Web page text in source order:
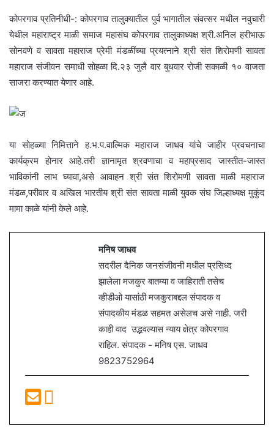
कोपरगाव प्रतिनीधी-: कोपरगाव तालुक्यातील पुर्व भागातील संवत्सर मधील नवुचारी
येथील महाराष्ट्र माळी समाज महासंघ कोपरगाव तालुकाध्यक्ष श्री.अनिल हरीभाऊ
सोनवणे व सावता महाराज प्रेमी मंडळींच्या प्रयत्नाने श्री संत शिरोमणी सावता
महाराज संजीवन समाधी सोहळा दि.२३ जुलै वार बुधवार रोजी सकाळी १० वाजता
साजरा करण्यात येणार आहे.
या सोहळ्या निमित्ताने ह.भ.प.वाल्मिक महाराज जाधव यांचे जाहीर प्रवचनाचा
कार्यक्रम होनार आहे.तरी ज्ञानामृत श्रवणाचा व महाप्रसाद जास्तीत-जास्त
भाविकांनी लाभ घ्यावा,असे आवाहन श्री संत शिरोमणी सावता माळी महाराज
मंडळ,परीवार व अखिल भारतीय श्री संत सावता माळी युवक संघ जिल्हाध्यक्ष मुकुंद
मामा काळे यांनी केले आहे.
मनिष जाधव
सदरील दैनिक जनसंजीवनी मधील प्रसिध्द
झालेला मजकुर बातम्या व जाहिराती तसेच
व्हीडीओ यासांठी मजकुराबद्दल संपादक व
संपादकीय मंडळ सहमत असेलच असे नाही. जरी
काही वाद उद्भवल्यास न्याय क्षेत्र कोपरगाव
राहिल. संपादक - मनिष एस. जाधव
9823752964